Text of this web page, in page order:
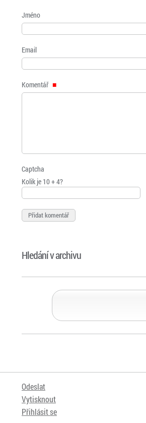
Jméno
Email
Komentář
Captcha
Kolik je 10 + 4?
Hledání v archivu
Odeslat
Vytisknout
Přihlásit se